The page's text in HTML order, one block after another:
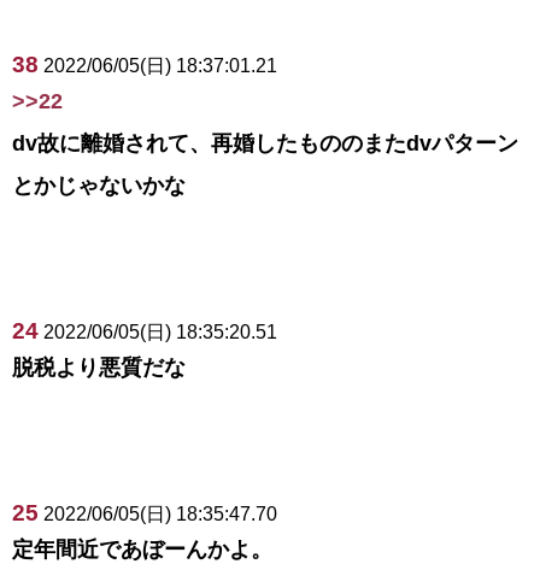
38 2022/06/05(日) 18:37:01.21
>>22
dv故に離婚されて、再婚したもののまたdvパターン
とかじゃないかな
24 2022/06/05(日) 18:35:20.51
脱税より悪質だな
25 2022/06/05(日) 18:35:47.70
定年間近であぼーんかよ。